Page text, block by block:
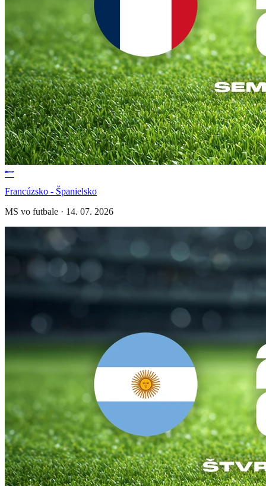
Francúzsko - Španielsko
MS vo futbale · 14. 07. 2026